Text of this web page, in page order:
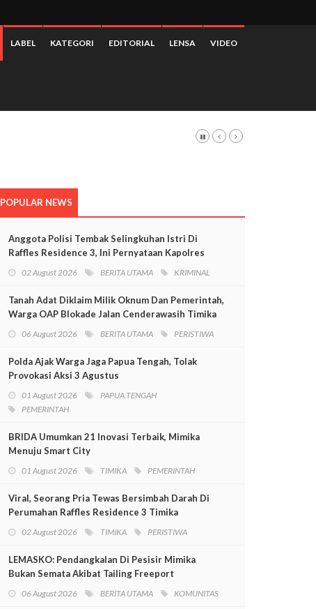
LABEL KATEGORI EDITORIAL LENSA VIDEO
POPULAR NEWS
Anggota Polisi Tembak Selingkuhan Istri Di
Raffles Residence 3, Ini Pernyataan Kapolres
02 August 2026 BERITA UTAMA KRIMINAL
Tanah Adat Diklaim Milik Oknum Dan Pemerintah,
Warga OAP Blokade Jalan Cenderawasih Timika
06 August 2026 BERITA UTAMA PERISTIWA
Polda Ajak Warga Jaga Papua Tengah, Tolak
Provokasi Aksi 3 Agustus
01 August 2026
PAPUA TENGAH
PEMERINTAH
BRIDA Umumkan 21 Inovasi Terbaik, Mimika
Menuju Smart City
01 August 2026 TIMIKA PEMERINTAH
Viral, Seorang Pria Tewas Bersimbah Darah Di
Perumahan Raffles Residence 3 Timika
02 August 2026 TIMIKA PERISTIWA
LEMASKO: Pendangkalan Di Pesisir Mimika
Bukan Semata Akibat Tailing Freeport
06 August 2026 BERITA UTAMA KOMUNITAS